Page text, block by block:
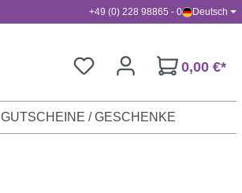
+49 (0) 228 98865 - 0 Deutsch
0,00 €*
GUTSCHEINE / GESCHENKE